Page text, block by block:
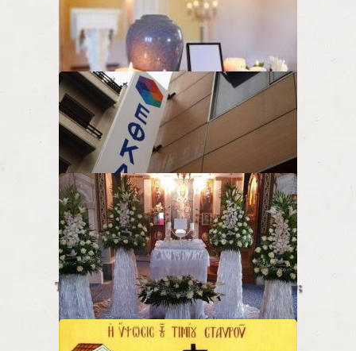
Διαβάστε περισσότερα…
Ταφή ή Αποτέφρωση;
Διαβάστε περισσότερα…
Πληρωμή Εξόδων Κηδείας ΕΦΚΑ
Διαβάστε περισσότερα…
Τί συμβολίζουν τα υλικά του Μνημόσυνου;